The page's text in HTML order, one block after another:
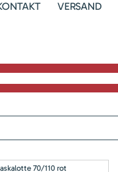
VERSAND
70/110 rot